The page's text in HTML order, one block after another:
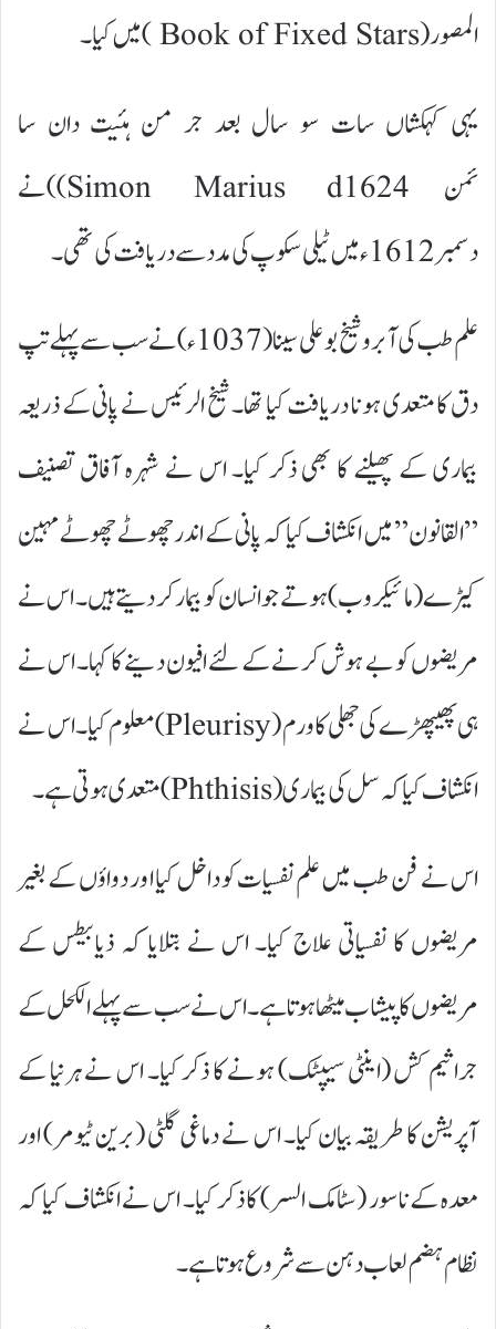
المصور( Book of Fixed Stars )میں کیا۔
یہی کہکشاں سات سو سال بعد جر من ہئیت دان سا
ئمن Simon Marius d1624))نے
دسمبر1612ء میں ٹیلی سکوپ کی مدد سے دریافت کی تھی۔
علم طب کی آبرو شیخ بو علی سینا (1037ء )نے سب سے پہلے تپ
دق کا متعدی ہو نا دریافت کیا تھا۔ شیخ الرئیس نے پانی کے ذریعہ
بیماری کے پھیلنے کا بھی ذکر کیا۔ اس نے شہرہ آفاق تصنیف
”القانون” میں انکشاف کیا کہ پانی کے اندر چھوٹے چھوٹے مہین
کیڑے (ما ئیکروب) ہوتے جو انسان کو بیمار کر دیتے ہیں۔ اس نے
مریضوں کو بے ہوش کر نے کے لئے افیون دینے کا کہا۔ اس نے
ہی پھیپھڑے کی جھلی کا ورم (Pleurisy) معلوم کیا۔ اس نے
انکشاف کیا کہ سل کی بیماری (Phthisis) متعدی ہوتی ہے۔
اس نے فن طب میں علم نفسیات کو داخل کیا ا ور دواؤں کے بغیر
مریضوں کا نفسیاتی علاج کیا۔ اس نے بتلایا کہ ذیابیطس کے
مریضوں کا پیشاب میٹھا ہوتا ہے۔ اس نے سب سے پہلے الکحل کے
جراثیم کش (اینٹی سیپٹک) ہونے کا ذکر کیا۔ اس نے ہرنیا کے
آپریشن کا طریقہ بیان کیا۔ اس نے دماغی گلٹی (برین ٹیومر) اور
معدہ کے ناسور (سٹامک السر) کا ذکر کیا۔ اس نے انکشاف کیا کہ
نظام ہضم لعاب دہن سے شروع ہوتا ہے۔